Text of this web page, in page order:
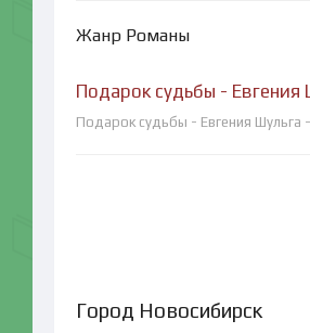
Жанр Романы
Подарок судьбы - Евгения
Подарок судьбы - Евгения Шульга
Город Новосибирск